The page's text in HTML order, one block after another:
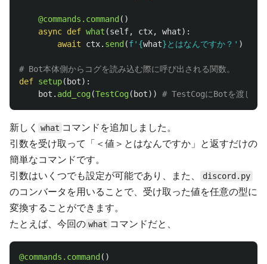
@commands.command ()
async def what (self, ctx, what):
await
ctx. send (f' {what}とはなんですか？ ' )
def setup( bot):
bot . add_cog(TestCog( bot))
新しく what コマンドを追加しました。
引数を受け取って「＜値＞とはなんですか」と返すだけの
簡単なコマンドです。
引数はいくつでも設定が可能であり、また、
discord.py
のコンバータを用いることで、受け取った値を任意の型に
変換することができます。
たとえば、今回の what コマンドだと、
@commands.command ()